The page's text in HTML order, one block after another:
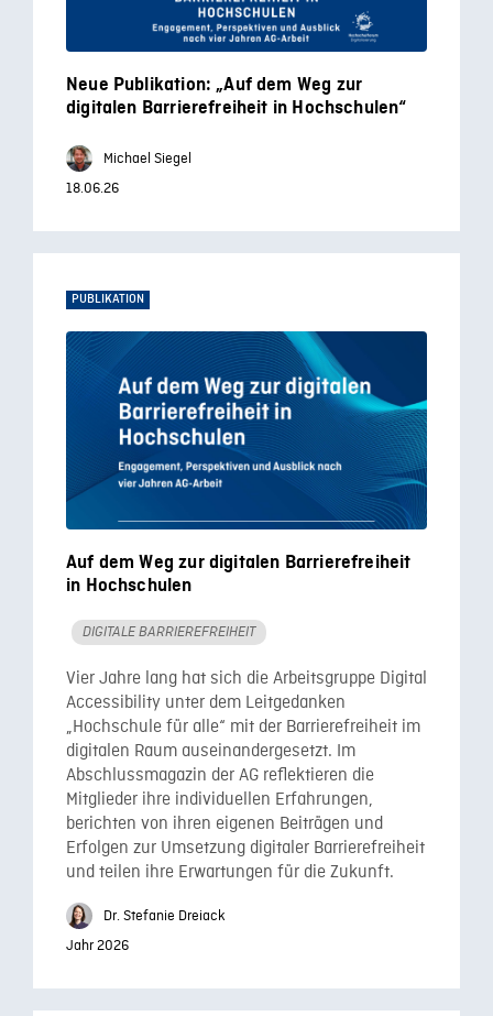
Neue Publikation: „Auf dem Weg zur
digitalen Barrierefreiheit in Hochschulen“
Michael Siegel
18.06.26
PUBLIKATION
Auf dem Weg zur digitalen Barrierefreiheit
in Hochschulen
DIGITALE BARRIEREFREIHEIT
Vier Jahre lang hat sich die Arbeitsgruppe Digital
Accessibility unter dem Leitgedanken
„Hochschule für alle“ mit der Barrierefreiheit im
digitalen Raum auseinandergesetzt. Im
Abschlussmagazin der AG reflektieren die
Mitglieder ihre individuellen Erfahrungen,
berichten von ihren eigenen Beiträgen und
Erfolgen zur Umsetzung digitaler Barrierefreiheit
und teilen ihre Erwartungen für die Zukunft.
Dr. Stefanie Dreiack
Jahr 2026